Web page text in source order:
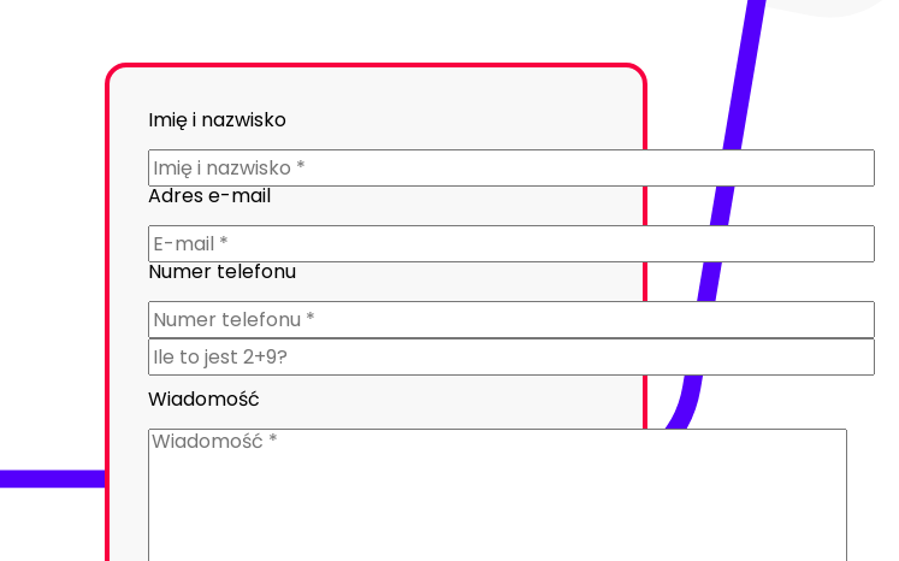
Imię i nazwisko
Adres e-mail
Numer telefonu
Wiadomość